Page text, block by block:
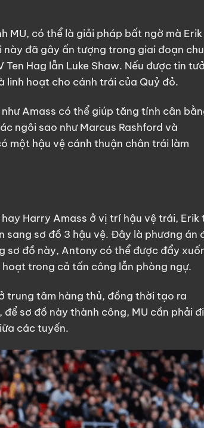
MU, có thể là giải pháp bất ngờ mà Erik
đã gây ấn tượng trong giai đoạn
Hag lẫn Luke Shaw. Nếu được tin
linh hoạt cho cánh trái của Quỷ đỏ.
Amass có thể giúp tăng tính cân
ngôi sao như Marcus Rashford và
một hậu vệ cánh thuận chân trái làm
Harry Amass ở vị trí hậu vệ trái, Erik
sơ đồ 3 hậu vệ. Đây là phương án
sơ đồ này, Antony có thể được đẩy
trong cả tấn công lẫn phòng ngự.
trung tâm hàng thủ, đồng thời tạo ra
sơ đồ này thành công, MU cần phải
các tuyến.